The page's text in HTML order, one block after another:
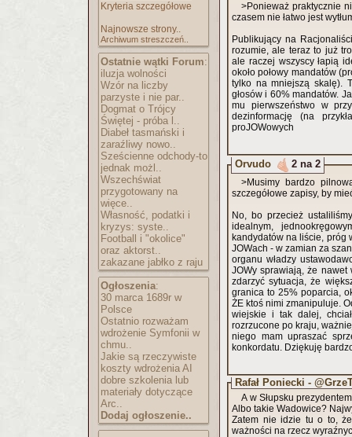
Kryteria szczegółowe
Najnowsze strony..
Archiwum streszczeń..
Ostatnie wątki Forum:
iluzja wolności
Wzór na liczby
parzyste i nie par..
Dogmat o Trójcy
Świętej - próba l..
Diabeł tasmański i
zaraźliwy nowo..
Sześcienne odchody-to
jednak możl..
Wszechświat
przygotowany na
więce..
Własność, podatki i
kryzys: syste..
Football i "okolice"
oraz aktorst..
zakazane jabłko z raju
Ogłoszenia:
30 marca 1689r w
Polsce
Ostatnio rozważam
wdrożenie Symfonii w
chmu..
Jakie są rzeczywiste
koszty wdrożenia AI
dobre szkolenia lub
materiały dotyczące
Arc..
Dodaj ogłoszenie..
>Ponieważ praktycznie
czasem nie łatwo jest
Publikujący na
rozumie, ale teraz to już
ale raczej wszyscy łapią
około połowy mandatów
tylko na mniejszą skalę).
głosów i 60% mandatów.
mu pierwszeństwo w
dezinformację (na
proJOWowych
Orvudo 2 na 2
>Musimy bardzo
szczegółowe zapisy, by
No, bo przecież
idealnym,
kandydatów na liście, próg
JOWach - w zamian za
organu władzy
JOWy sprawiają, że
zdarzyć sytuacja, że
granica to 25% poparcia,
ŻE ktoś nimi zmanipuluje.
wiejskie i tak dalej,
rozrzucone po kraju,
niego mam upraszać
konkordatu. Dziękuję
Rafał Poniecki -
A w Słupsku
Albo takie Wadowice?
Zatem nie idzie tu o to,
ważności na rzecz